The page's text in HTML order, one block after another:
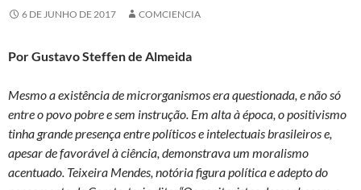
6 DE JUNHO DE 2017 COMCIENCIA
Por Gustavo Steffen de Almeida
Mesmo a existência de microrganismos era questionada, e não só
entre o povo pobre e sem instrução. Em alta à época, o positivismo
tinha grande presença entre políticos e intelectuais brasileiros e,
apesar de favorável à ciência, demonstrava um moralismo
acentuado. Teixeira Mendes, notória figura política e adepto do